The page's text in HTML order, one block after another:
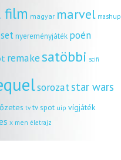
film magyar marvel mashup
nyereményjáték poén
remakesatöbbi scifi
sorozatstar wars
tv tv spot uip vígjáték
x men életrajz